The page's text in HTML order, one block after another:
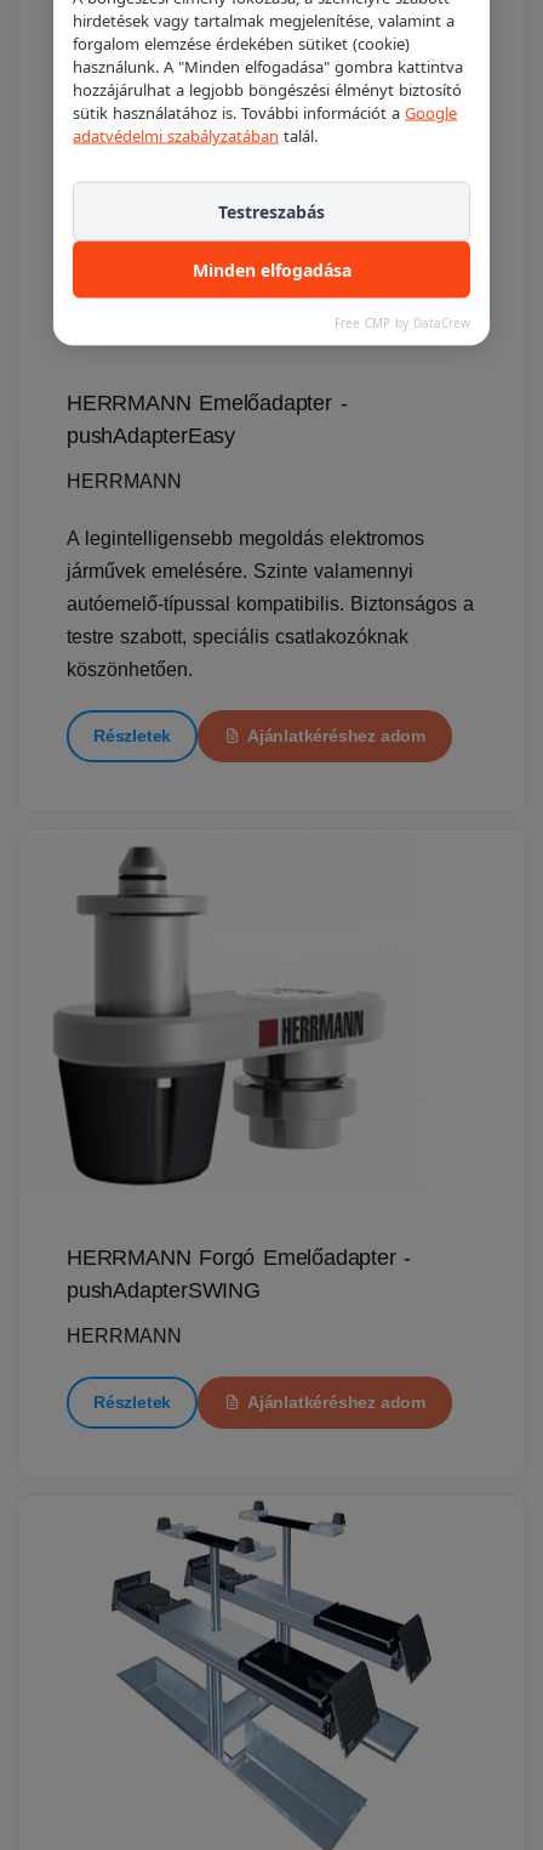
HERRMANN Emelőadapter -
pushAdapterEasy
HERRMANN
A legintelligensebb megoldás elektromos
járművek emelésére. Szinte valamennyi
autóemelő-típussal kompatibilis. Biztonságos a
testre szabott, speciális csatlakozóknak
köszönhetően.
Részletek Ajánlatkéréshez adom
HERRMANN Forgó Emelőadapter -
pushAdapterSWING
HERRMANN
Részletek Ajánlatkéréshez adom
hirdetések vagy tartalmak megjelenítése, valamint a
forgalom elemzése érdekében sütiket (cookie)
használunk. A "Minden elfogadása" gombra kattintva
hozzájárulhat a legjobb böngészési élményt biztosító
sütik használatához is. További információt a Google
adatvédelmi szabályzatában talál.
Minden elfogadása
Testreszabás
Free CMP by DataCrew